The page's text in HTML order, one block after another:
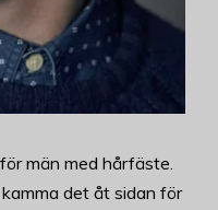
män med hårfäste.
det åt sidan för